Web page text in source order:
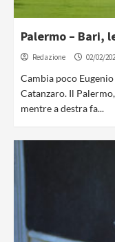
Palermo – Bari,
Redazione 02/02/
Cambia poco
Catanzaro. Il
mentre a destra fa...